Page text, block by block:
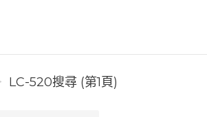
LC-520搜尋 (第1頁)